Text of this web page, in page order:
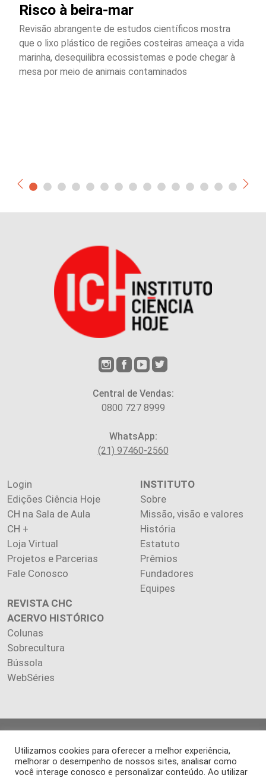
Risco à beira-mar
Revisão abrangente de estudos científicos mostra
que o lixo plástico de regiões costeiras ameaça a vida
marinha, desequilibra ecossistemas e pode chegar à
mesa por meio de animais contaminados
Central de Vendas:
0800 727 8999
WhatsApp:
(21) 97460-2560
Login
Edições Ciência Hoje
CH na Sala de Aula
CH +
Loja Virtual
Projetos e Parcerias
Fale Conosco
INSTITUTO
Sobre
Missão, visão e valores
História
Estatuto
Prêmios
Fundadores
Equipes
REVISTA CHC
ACERVO HISTÓRICO
Colunas
Sobrecultura
Bússola
WebSéries
reservados.
Os artigos publicados na revista refletem exclusivamente a
opinião de seus autores.
Utilizamos cookies para oferecer a melhor experiência,
melhorar o desempenho de nossos sites, analisar como
você interage conosco e personalizar conteúdo. Ao utilizar